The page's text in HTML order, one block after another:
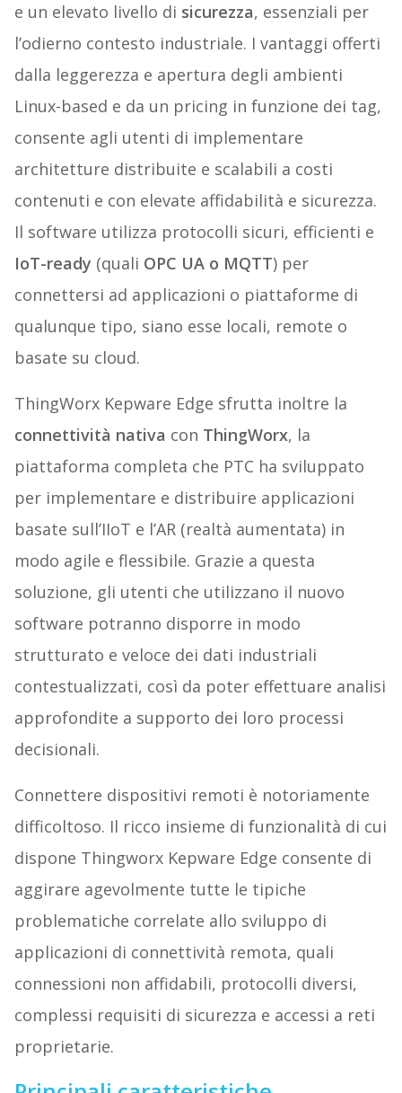
e un elevato livello di sicurezza, essenziali per
l’odierno contesto industriale. I vantaggi offerti
dalla leggerezza e apertura degli ambienti
Linux-based e da un pricing in funzione dei tag,
consente agli utenti di implementare
architetture distribuite e scalabili a costi
contenuti e con elevate affidabilità e sicurezza.
Il software utilizza protocolli sicuri, efficienti e
IoT-ready (quali OPC UA o MQTT) per
connettersi ad applicazioni o piattaforme di
qualunque tipo, siano esse locali, remote o
basate su cloud.
ThingWorx Kepware Edge sfrutta inoltre la
connettività nativa con ThingWorx, la
piattaforma completa che PTC ha sviluppato
per implementare e distribuire applicazioni
basate sull’IIoT e l’AR (realtà aumentata) in
modo agile e flessibile. Grazie a questa
soluzione, gli utenti che utilizzano il nuovo
software potranno disporre in modo
strutturato e veloce dei dati industriali
contestualizzati, così da poter effettuare analisi
approfondite a supporto dei loro processi
decisionali.
Connettere dispositivi remoti è notoriamente
difficoltoso. Il ricco insieme di funzionalità di cui
dispone Thingworx Kepware Edge consente di
aggirare agevolmente tutte le tipiche
problematiche correlate allo sviluppo di
applicazioni di connettività remota, quali
connessioni non affidabili, protocolli diversi,
complessi requisiti di sicurezza e accessi a reti
proprietarie.